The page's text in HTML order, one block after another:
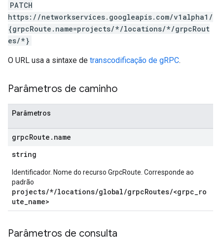
PATCH
https://networkservices.googleapis.com/v1alpha1/
{grpcRoute.name=projects/*/locations/*/grpcRout
es/*}
O URL usa a sintaxe de transcodificação de gRPC.
Parâmetros de caminho
Parâmetros
grpcRoute . name
string
Identificador. Nome do recurso GrpcRoute. Corresponde ao
padrão
projects/*/locations/global/grpcRoutes/<grpc_ro
ute_name>
Parâmetros de consulta